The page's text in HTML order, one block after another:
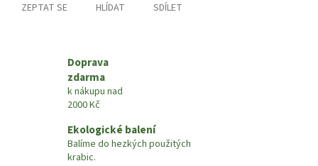
ZEPTAT SE HLÍDAT SDÍLET
Doprava
zdarma
k nákupu nad
2000 Kč
Ekologické balení
Balíme do hezkých použitých
krabic.